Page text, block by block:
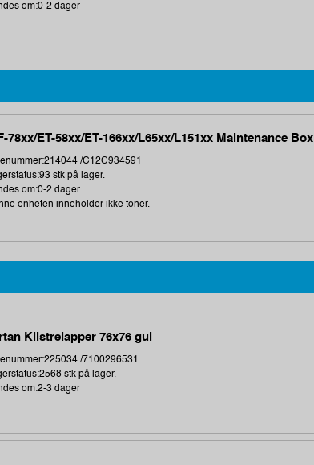
om:0-2 dager
78xx/ET-58xx/ET-166xx/L65xx/L151xx Maintenance Box
/C12C934591
stk på lager.
om:0-2 dager
enheten inneholder ikke toner.
Klistrelapper 76x76 gul
/7100296531
stk på lager.
om:2-3 dager